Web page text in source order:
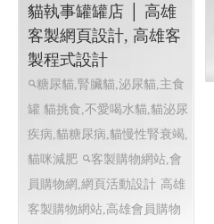
設計 Y.112
軟體設計 程式設計 工廠
生產管理系統 系統開發
保護案件紀錄系統建置╱ 軟
體設計 程式設計 Y.112
貓執事罐罐店 │ 高雄
客製網頁設計, 高雄客